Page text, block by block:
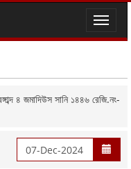
Toggle
৪ জমাদিউস সানি ১৪৪৬ রেজি.নং-